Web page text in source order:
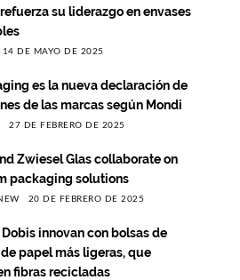
su liderazgo en envases
14 DE MAYO DE 2025
es la nueva declaración de
de las marcas según Mondi
27 DE FEBRERO DE 2025
Zwiesel Glas collaborate on
packaging solutions
20 DE FEBRERO DE 2025
Dobis innovan con bolsas de
papel más ligeras, que
fibras recicladas